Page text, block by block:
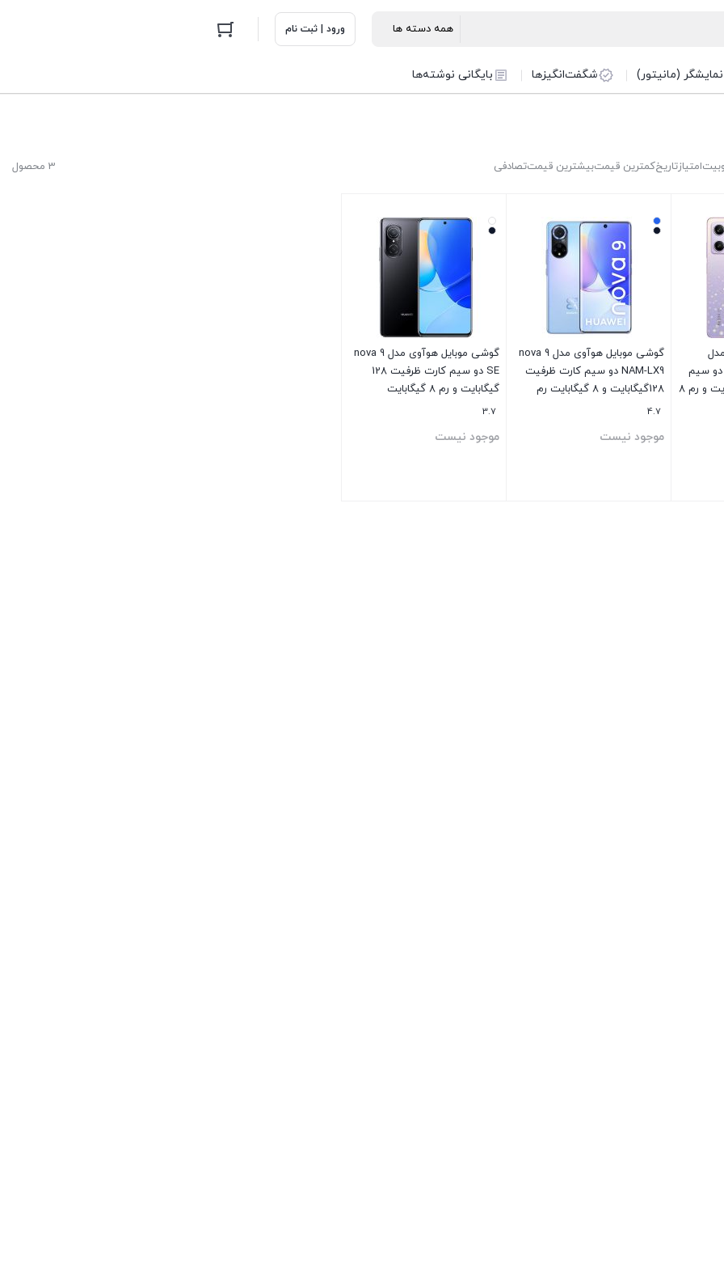
ورود | ثبت نام
نمایشگر (مانیتور) شگفت‌انگیزها بایگانی نوشته‌ها
3 محصول امتیازتاریخکمترین قیمتبیشترین قیمتتصادفی
Redmi Note 12 Pro 5G دو سیم
کارت ظرفیت 256 گیگابایت و رم 8
گوشی موبایل هوآوی مدل nova 9
NAM-LX9 دو سیم کارت ظرفیت
128گیگابایت و 8 گیگابایت رم
4.7
موجود نیست
گوشی موبایل هوآوی مدل nova 9
SE دو سیم کارت ظرفیت 128
گیگابایت و رم 8 گیگابایت
3.7
موجود نیست